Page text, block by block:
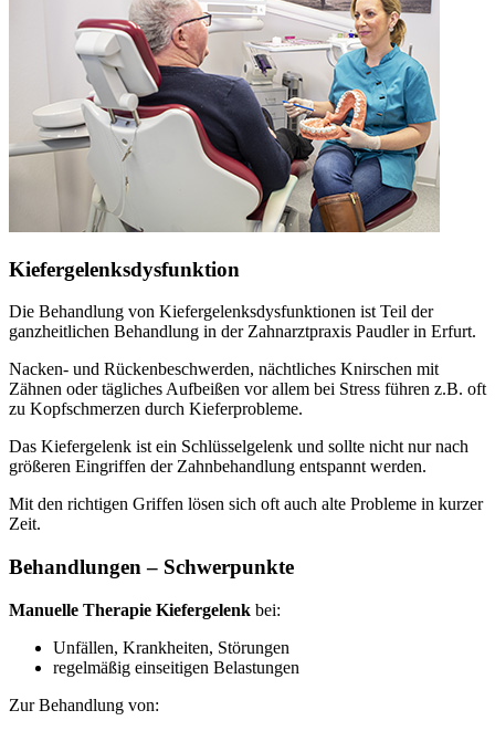
Kiefergelenksdysfunktion
Die Behandlung von Kiefergelenksdysfunktionen ist Teil der
ganzheitlichen Behandlung in der Zahnarztpraxis Paudler in Erfurt.
Nacken- und Rückenbeschwerden, nächtliches Knirschen mit
Zähnen oder tägliches Aufbeißen vor allem bei Stress führen z.B. oft
zu Kopfschmerzen durch Kieferprobleme.
Das Kiefergelenk ist ein Schlüsselgelenk und sollte nicht nur nach
größeren Eingriffen der Zahnbehandlung entspannt werden.
Mit den richtigen Griffen lösen sich oft auch alte Probleme in kurzer
Zeit.
Behandlungen – Schwerpunkte
Manuelle Therapie Kiefergelenk bei:
Unfällen, Krankheiten, Störungen
regelmäßig einseitigen Belastungen
Zur Behandlung von: